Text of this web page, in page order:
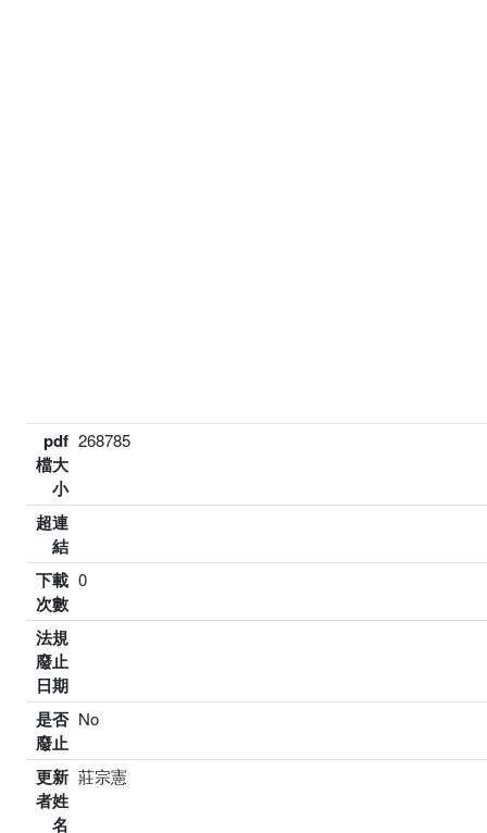
pdf
檔大
小
268785
超連
結
下載
次數
0
法規
廢止
日期
是否
廢止
No
更新
者姓
名
莊宗憲